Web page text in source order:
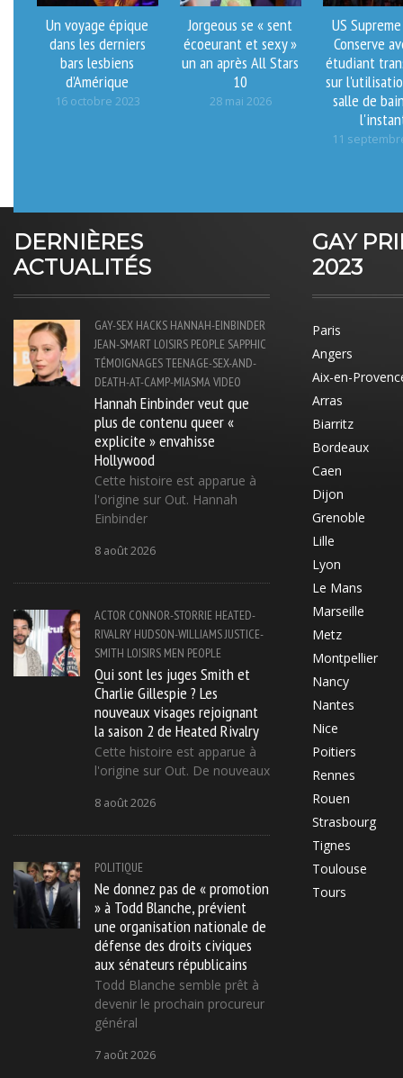
Un voyage épique
dans les derniers
bars lesbiens
d’Amérique
16 octobre 2023
Jorgeous se « sent
écoeurant et sexy »
un an après All Stars
10
28 mai 2026
US
Conserve
étudiant
sur
salle de
11
DERNIÈRES
ACTUALITÉS
GAY-SEX HACKS HANNAH-EINBINDER
JEAN-SMART LOISIRS PEOPLE SAPPHIC
TÉMOIGNAGESTEENAGE-SEX-AND-
DEATH-AT-CAMP-MIASMAVIDEO
Hannah Einbinder veut que
plus de contenu queer «
explicite » envahisse
Hollywood
Cette histoire est apparue à
l'origine sur Out. Hannah
Einbinder
8 août 2026
ACTOR CONNOR-STORRIE HEATED-
RIVALRY HUDSON-WILLIAMSJUSTICE-
SMITH LOISIRS MEN PEOPLE
Qui sont les juges Smith et
Charlie Gillespie ? Les
nouveaux visages rejoignant
la saison 2 de Heated Rivalry
Cette histoire est apparue à
l'origine sur Out. De nouveaux
8 août 2026
POLITIQUE
Ne donnez pas de « promotion
» à Todd Blanche, prévient
une organisation nationale de
défense des droits civiques
aux sénateurs républicains
Todd Blanche semble prêt à
devenir le prochain procureur
général
7 août 2026
GAY
2023
Paris
Angers
Aix-en-
Arras
Biarritz
Bordeaux
Caen
Dijon
Grenoble
Lille
Lyon
Le Mans
Marseille
Metz
Montpellier
Nancy
Nantes
Nice
Poitiers
Rennes
Rouen
Strasbourg
Tignes
Toulouse
Tours